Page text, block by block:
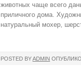
животных чаще всего
приличного дома.
натуральный мохер,
POSTED BYADMIN